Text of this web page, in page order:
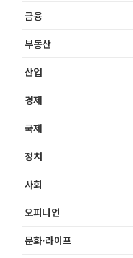
금융
부동산
산업
경제
국제
정치
사회
오피니언
문화·라이프